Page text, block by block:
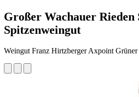
Großer Wachauer Rieden
Spitzenweingut
Weingut Franz Hirtzberger Axpoint